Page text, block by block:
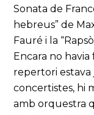
Sonata de
hebreus” de
Fauré i la
Encara no
repertori estava
concertistes, hi
amb orquestra